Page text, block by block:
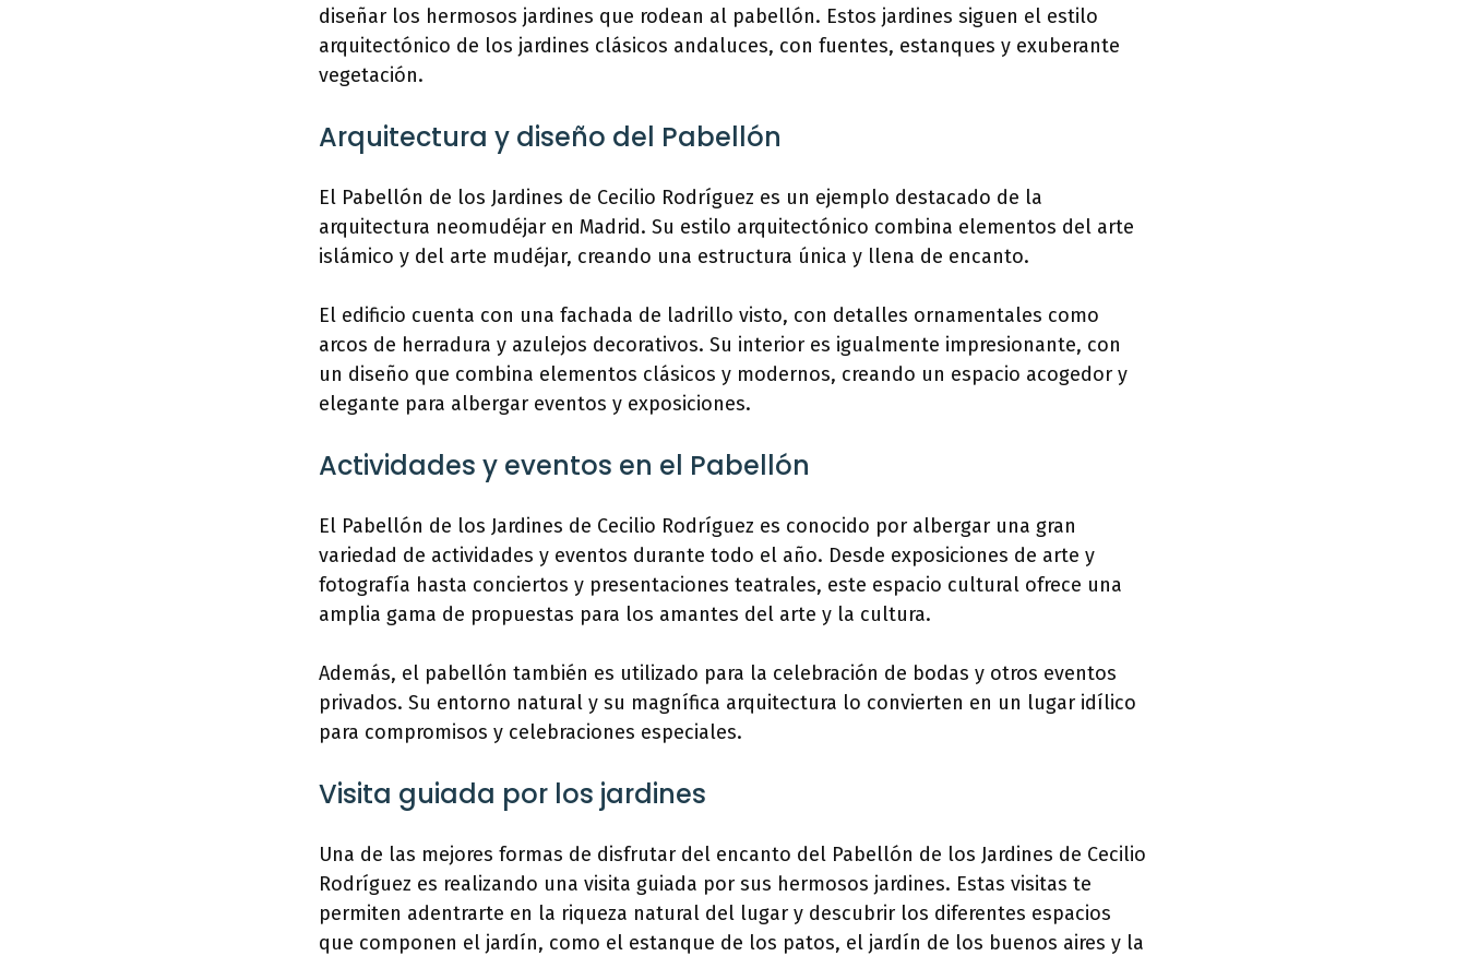
diseñar los hermosos jardines que rodean al pabellón. Estos jardines siguen el estilo
arquitectónico de los jardines clásicos andaluces, con fuentes, estanques y exuberante
vegetación.
Arquitectura y diseño del Pabellón
El Pabellón de los Jardines de Cecilio Rodríguez es un ejemplo destacado de la
arquitectura neomudéjar en Madrid. Su estilo arquitectónico combina elementos del arte
islámico y del arte mudéjar, creando una estructura única y llena de encanto.
El edificio cuenta con una fachada de ladrillo visto, con detalles ornamentales como
arcos de herradura y azulejos decorativos. Su interior es igualmente impresionante, con
un diseño que combina elementos clásicos y modernos, creando un espacio acogedor y
elegante para albergar eventos y exposiciones.
Actividades y eventos en el Pabellón
El Pabellón de los Jardines de Cecilio Rodríguez es conocido por albergar una gran
variedad de actividades y eventos durante todo el año. Desde exposiciones de arte y
fotografía hasta conciertos y presentaciones teatrales, este espacio cultural ofrece una
amplia gama de propuestas para los amantes del arte y la cultura.
Además, el pabellón también es utilizado para la celebración de bodas y otros eventos
privados. Su entorno natural y su magnífica arquitectura lo convierten en un lugar idílico
para compromisos y celebraciones especiales.
Visita guiada por los jardines
Una de las mejores formas de disfrutar del encanto del Pabellón de los Jardines de Cecilio
Rodríguez es realizando una visita guiada por sus hermosos jardines. Estas visitas te
permiten adentrarte en la riqueza natural del lugar y descubrir los diferentes espacios
que componen el jardín, como el estanque de los patos, el jardín de los buenos aires y la